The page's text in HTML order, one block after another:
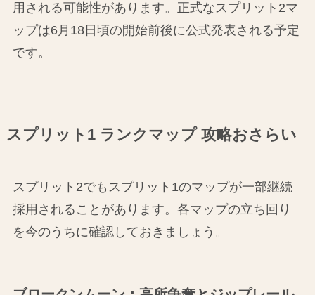
用される可能性があります。正式なスプリット2マ
ップは6月18日頃の開始前後に公式発表される予定
です。
スプリット1 ランクマップ 攻略おさらい
スプリット2でもスプリット1のマップが一部継続
採用されることがあります。各マップの立ち回り
を今のうちに確認しておきましょう。